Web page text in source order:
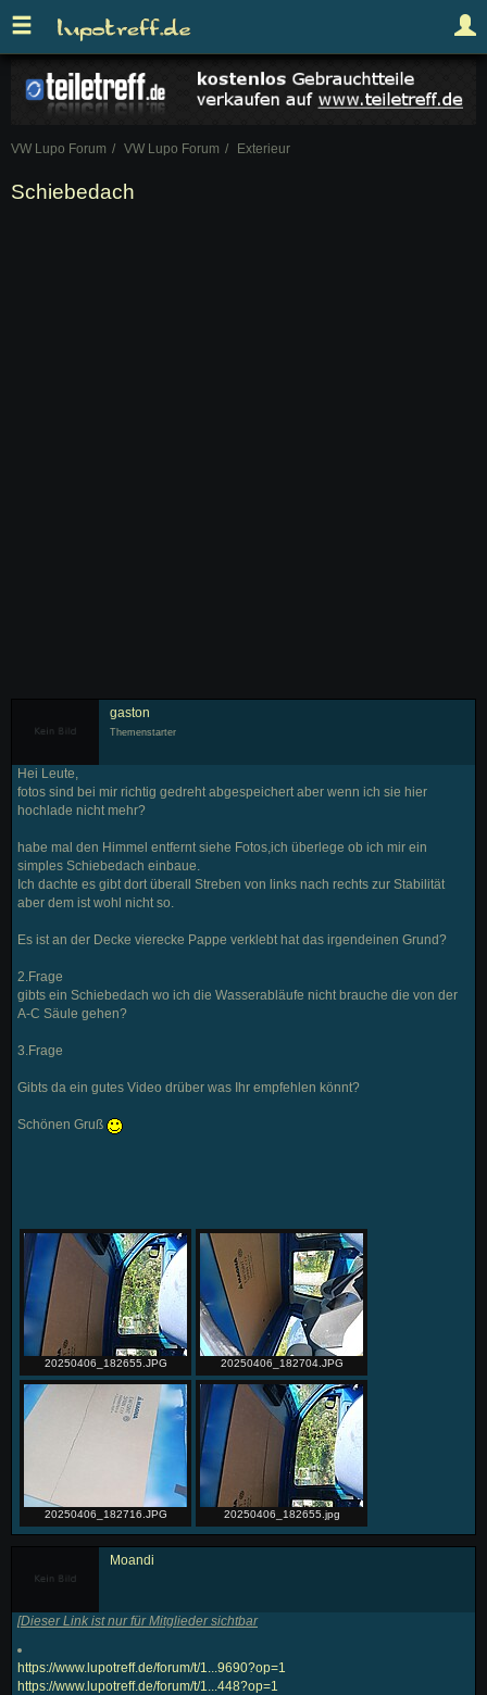
VW Lupo Forum VW Lupo Forum Exterieur
Schiebedach
gaston
Themenstarter
Hei Leute,
fotos sind bei mir richtig gedreht abgespeichert aber wenn ich sie hier
hochlade nicht mehr?
habe mal den Himmel entfernt siehe Fotos,ich überlege ob ich mir ein
simples Schiebedach einbaue.
Ich dachte es gibt dort überall Streben von links nach rechts zur Stabilität
aber dem ist wohl nicht so.
Es ist an der Decke vierecke Pappe verklebt hat das irgendeinen Grund?
2.Frage
gibts ein Schiebedach wo ich die Wasserabläufe nicht brauche die von der
A-C Säule gehen?
3.Frage
Gibts da ein gutes Video drüber was Ihr empfehlen könnt?
Schönen Gruß
20250406_182655.JPG 20250406_182704.JPG
20250406_182716.JPG 20250406_182655.jpg
Moandi
[Dieser Link ist nur für Mitglieder sichtbar
https://www.lupotreff.de/forum/t/1...9690?op=1
https://www.lupotreff.de/forum/t/1...448?op=1